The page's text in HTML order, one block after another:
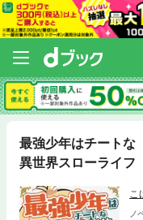
最強少年はチート
異世界スローライフ
こ
ノ